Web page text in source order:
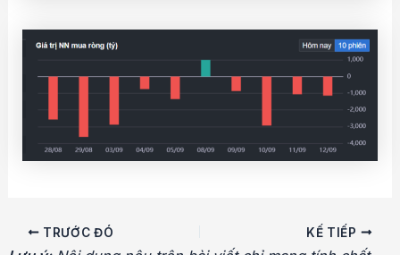
Điều TRƯỚC ĐÓ KẾ TIẾP